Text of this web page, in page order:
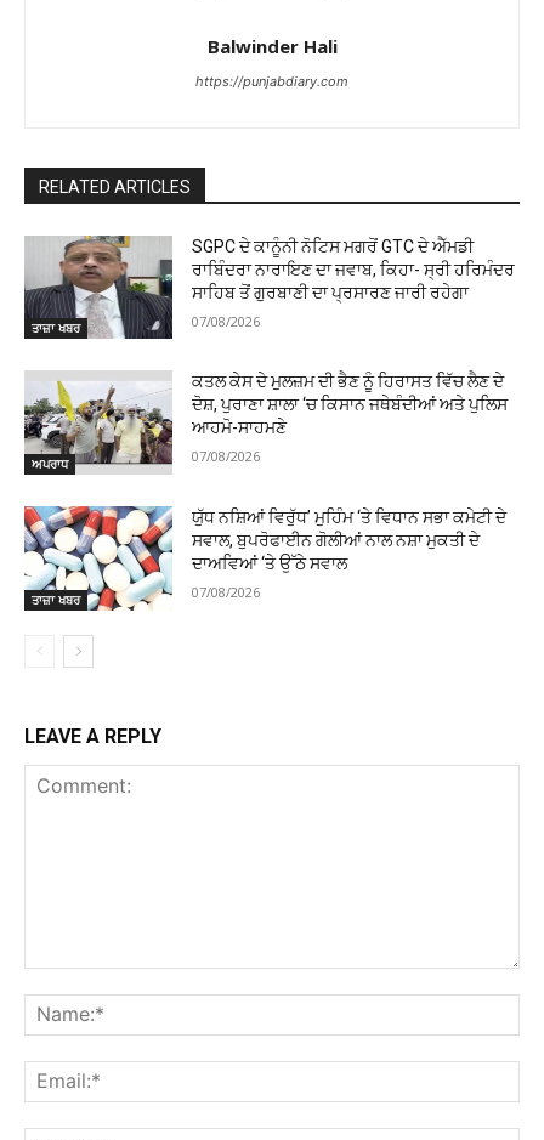
Balwinder Hali
https://punjabdiary.com
RELATED ARTICLES
ਤਾਜ਼ਾ ਖਬਰ
SGPC ਦੇ ਕਾਨੂੰਨੀ ਨੋਟਿਸ ਮਗਰੋਂ GTC ਦੇ ਐੱਮਡੀ
ਰਾਬਿੰਦਰਾ ਨਾਰਾਇਣ ਦਾ ਜਵਾਬ, ਕਿਹਾ- ਸ੍ਰੀ ਹਰਿਮੰਦਰ
ਸਾਹਿਬ ਤੋਂ ਗੁਰਬਾਣੀ ਦਾ ਪ੍ਰਸਾਰਣ ਜਾਰੀ ਰਹੇਗਾ
07/08/2026
ਅਪਰਾਧ
ਕਤਲ ਕੇਸ ਦੇ ਮੁਲਜ਼ਮ ਦੀ ਭੈਣ ਨੂੰ ਹਿਰਾਸਤ ਵਿੱਚ ਲੈਣ ਦੇ
ਦੋਸ਼, ਪੁਰਾਣਾ ਸ਼ਾਲਾ ‘ਚ ਕਿਸਾਨ ਜਥੇਬੰਦੀਆਂ ਅਤੇ ਪੁਲਿਸ
ਆਹਮੋ-ਸਾਹਮਣੇ
07/08/2026
ਤਾਜ਼ਾ ਖਬਰ
ਯੁੱਧ ਨਸ਼ਿਆਂ ਵਿਰੁੱਧ’ ਮੁਹਿੰਮ ‘ਤੇ ਵਿਧਾਨ ਸਭਾ ਕਮੇਟੀ ਦੇ
ਸਵਾਲ, ਬੁਪਰੋਫਾਈਨ ਗੋਲੀਆਂ ਨਾਲ ਨਸ਼ਾ ਮੁਕਤੀ ਦੇ
ਦਾਅਵਿਆਂ ‘ਤੇ ਉੱਠੇ ਸਵਾਲ
07/08/2026
LEAVE A REPLY